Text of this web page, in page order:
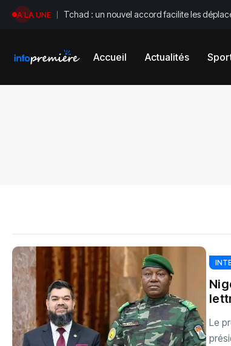
A LA UNE Tchad : un nouvel accord facilite les
Accueil Actualités
Le